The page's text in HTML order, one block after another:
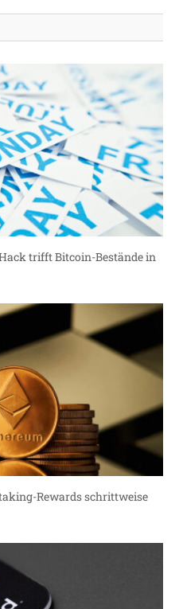
trifft Bitcoin-Bestände in
Rewards schrittweise